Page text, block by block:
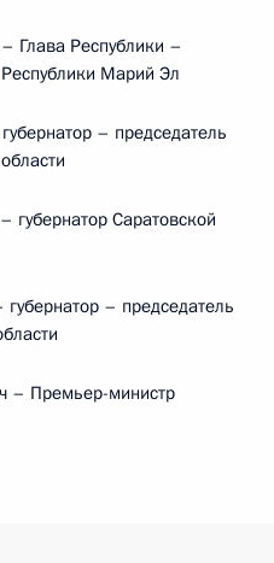
Глава Республики –
Марий Эл
– председатель
Саратовской
– председатель
– Премьер-министр